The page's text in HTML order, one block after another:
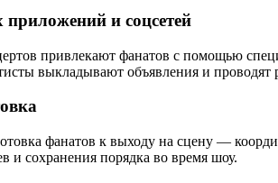
и соцсетей
привлекают фанатов с помощью
выкладывают объявления и проводят
фанатов к выходу на сцену —
и сохранения порядка во время шоу.